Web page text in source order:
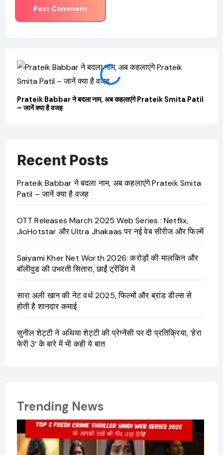
Prateik Babbar ने बदला नाम, अब कहलाएंगे Prateik Smita Patil
– जानें क्या है वजह
Recent Posts
Prateik Babbar ने बदला नाम, अब कहलाएंगे Prateik Smita
Patil – जानें क्या है वजह
OTT Releases March 2025 Web Series : Netflix,
JioHotstar और Ultra Jhakaas पर नई वेब सीरीज और फिल्में
Saiyami Kher Net Worth 2026: करोड़ों की मालकिन और
बॉलीवुड की उभरती सितारा, छाईं ट्रेंडिंग में
सारा अली खान की नेट वर्थ 2025, फिल्मों और ब्रांड डील्स से
होती है शानदार कमाई
सुनील शेट्टी ने अथिया शेट्टी की प्रेग्नेंसी पर दी प्रतिक्रिया, ‘हेरा
फेरी 3’ के बारे में भी कही ये बात
Trending News